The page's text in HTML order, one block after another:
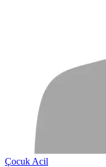
Çocuk Acil